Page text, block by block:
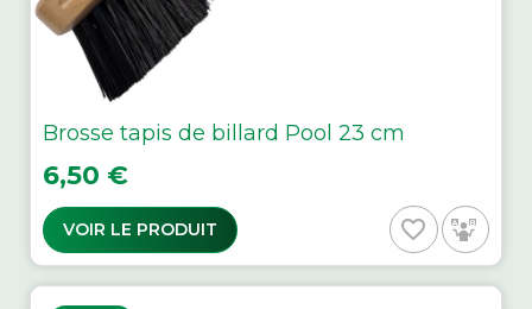
Brosse tapis de billard Pool 23 cm
Prix
6,50 €
VOIR LE PRODUIT favorite_border